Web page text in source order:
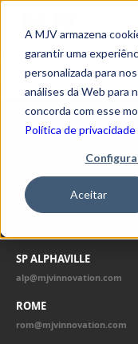
A MJV armazena
garantir uma
personalizada para
análises da Web para
concorda com esse
Política de privacidade
Aceitar
Cultura de dados:
negócio
OUR OFFICES
atl@mjvinnovation.com
SÃO PAULO
SP ALPHAVILLE
alp@mjvinnovation.com
ROME
rom@mjvinnovation.com